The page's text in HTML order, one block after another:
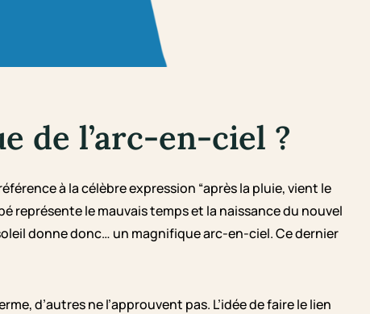
de l’arc-en-ciel ?
à la célèbre expression “après la pluie, vient le
représente le mauvais temps et la naissance du nouvel
donne donc… un magnifique arc-en-ciel. Ce dernier
d’autres ne l’approuvent pas. L’idée de faire le lien